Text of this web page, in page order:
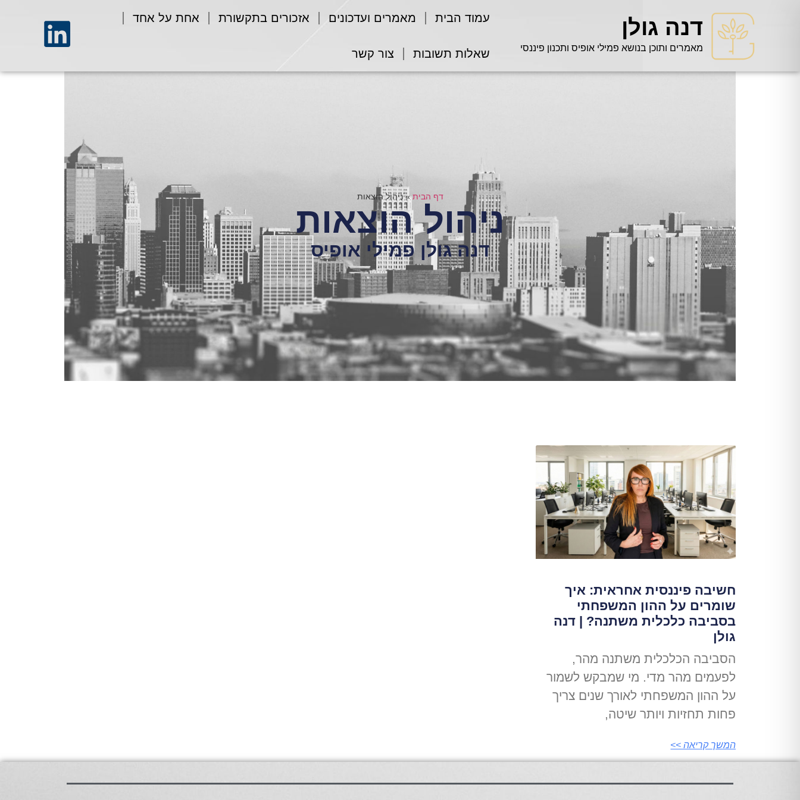
דנה גולן
מאמרים ותוכן בנושא פמילי אופיס ותכנון פיננסי
עמוד הבית מאמרים ועדכונים אזכורים בתקשורת אחת על אחד
שאלות תשובות צור קשר
דף הבית»ניהול הוצאות
ניהול הוצאות
דנה גולן פמילי אופיס
חשיבה פיננסית אחראית: איך
שומרים על ההון המשפחתי
בסביבה כלכלית משתנה? | דנה
גולן
הסביבה הכלכלית משתנה מהר,
לפעמים מהר מדי. מי שמבקש לשמור
על ההון המשפחתי לאורך שנים צריך
פחות תחזיות ויותר שיטה,
המשך קריאה >>